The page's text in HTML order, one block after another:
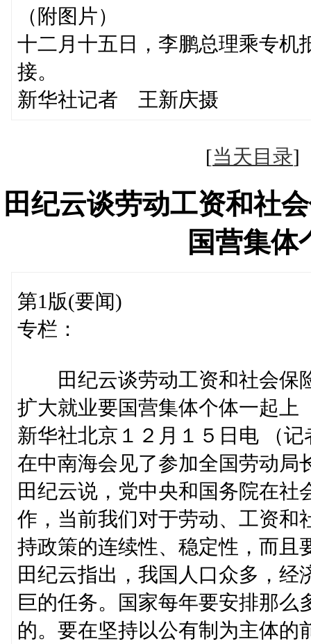
（附图片）
十二月十五日，李鹏总理乘专机
接。
新华社记者 王新庆摄
[当天目录
田纪云谈劳动工资和社
国营集
第1版(要闻)
专栏：
田纪云谈劳动工资和社会保
扩大就业要国营集体个体一起上
新华社北京１２月１５日电 （
在中南海会见了参加全国劳动局
田纪云说，党中央和国务院在
作，当前我们对于劳动、工资和
持政策的连续性、稳定性，而且
田纪云指出，我国人口众多，
巨的任务。国家每年要安排那
的。要在坚持以公有制为主体的